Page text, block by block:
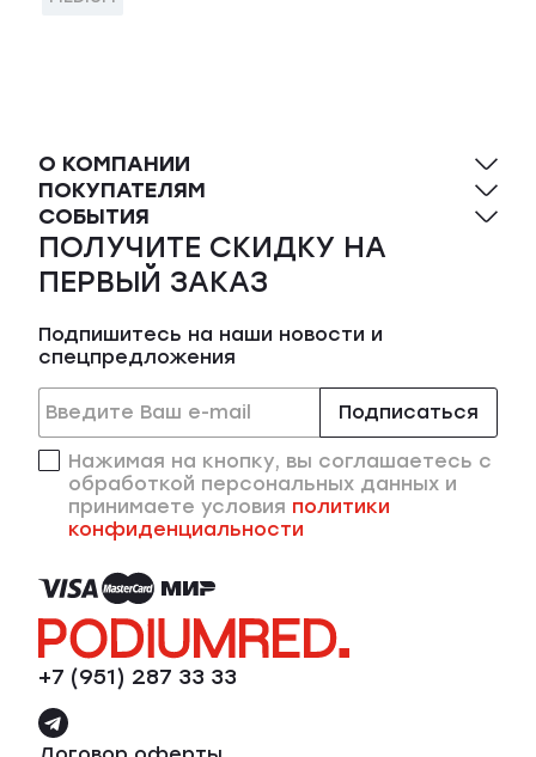
+7 (951) 287 33 33
О КОМПАНИИ
ПОКУПАТЕЛЯМ
СОБЫТИЯ
ПОЛУЧИТЕ СКИДКУ НА
ПЕРВЫЙ ЗАКАЗ
Подпишитесь на наши новости и
спецпредложения
Подписаться
Нажимая на кнопку, вы соглашаетесь с
обработкой персональных данных и
принимаете условия политики
конфиденциальности